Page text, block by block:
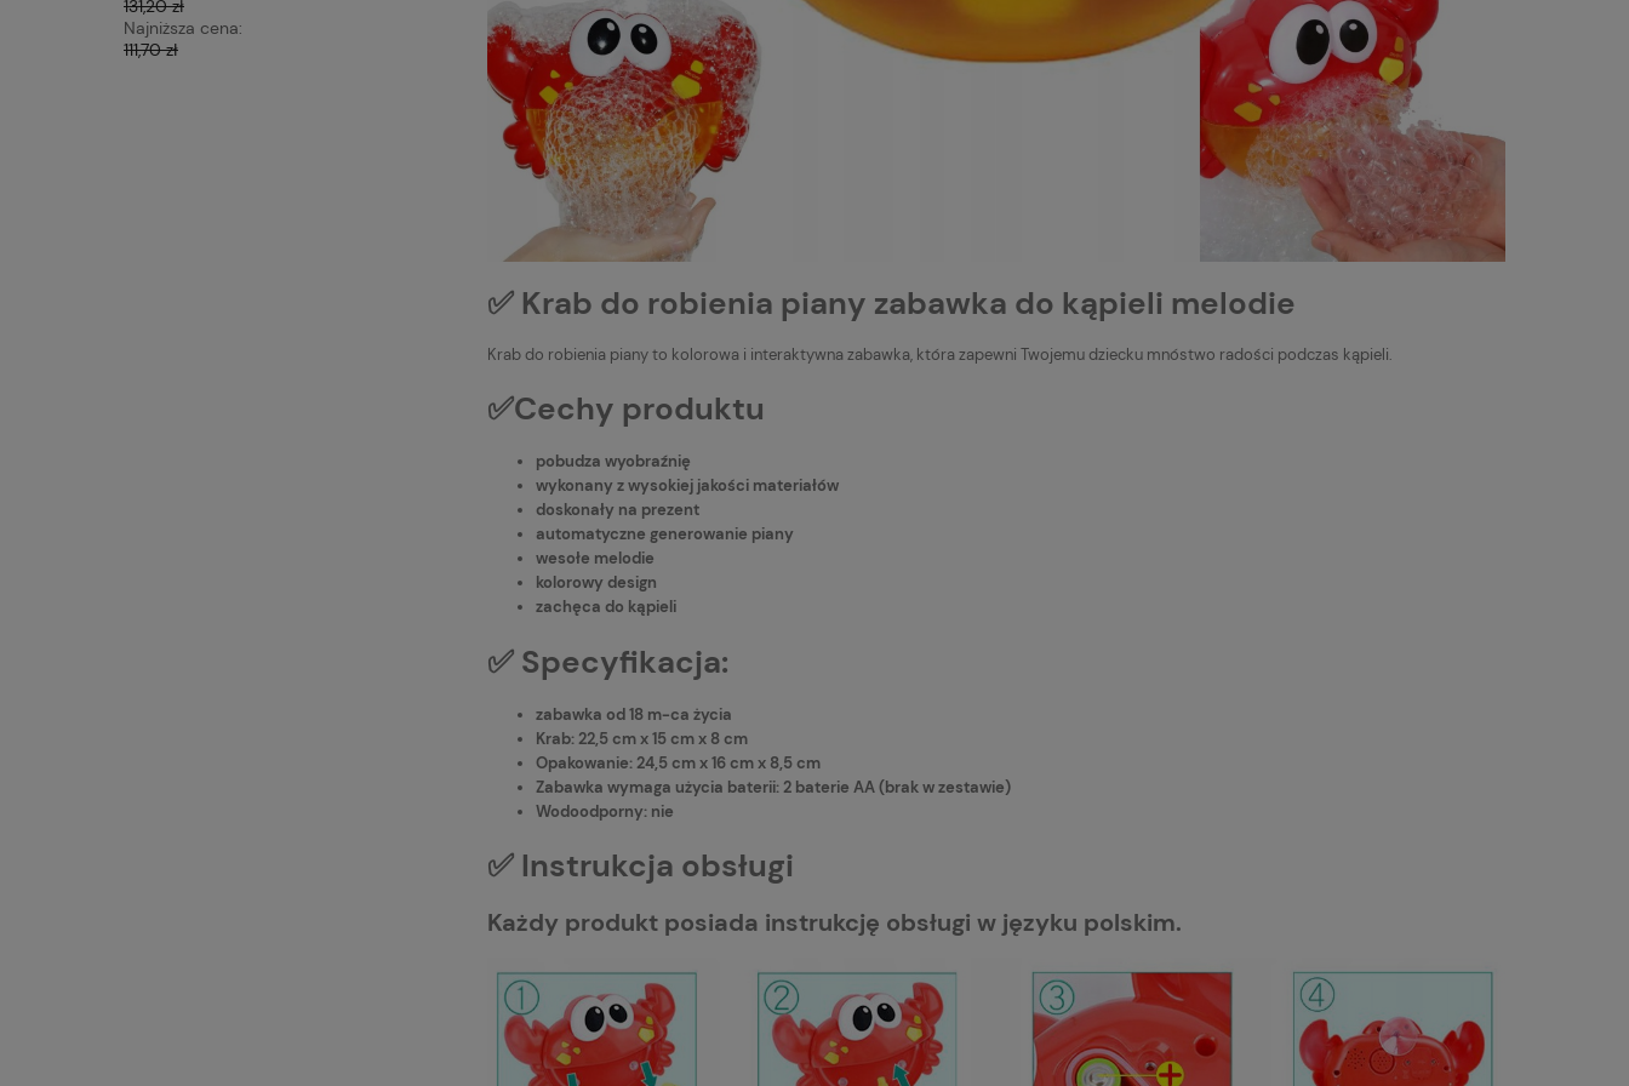
131,20 zł
Najniższa cena:
111,70 zł
Najniższa cena:
72,66 zł
✅ Krab do robienia piany zabawka do kąpieli melodie
Krab do robienia piany to kolorowa i interaktywna zabawka, która zapewni Twojemu dziecku mnóstwo radości podczas kąpieli.
✅Cechy produktu
pobudza wyobraźnię
wykonany z wysokiej jakości materiałów
doskonały na prezent
automatyczne generowanie piany
wesołe melodie
kolorowy design
zachęca do kąpieli
✅ Specyfikacja:
zabawka od 18 m-ca życia
Krab: 22,5 cm x 15 cm x 8 cm
Opakowanie: 24,5 cm x 16 cm x 8,5 cm
Zabawka wymaga użycia baterii: 2 baterie AA (brak w zestawie)
Wodoodporny: nie
✅ Instrukcja obsługi
Każdy produkt posiada instrukcję obsługi w języku polskim.